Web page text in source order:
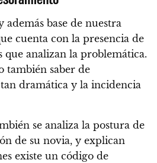
base de nuestra
cuenta con la presencia de
que analizan la problemática.
también saber de
dramática y la incidencia
se analiza la postura de
de su novia, y explican
existe un código de